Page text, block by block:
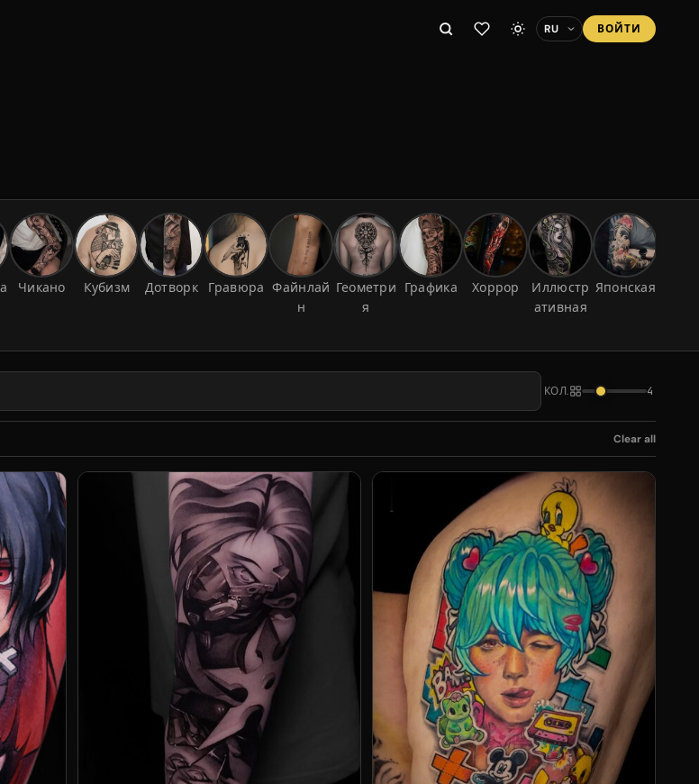
ВОЙТИ
Чикано Кубизм Дотворк Гравюра Файнлай
н
Геометри
я
Графика Хоррор
Иллюстр
ативная
Японская
КОЛ. 4
Clear all